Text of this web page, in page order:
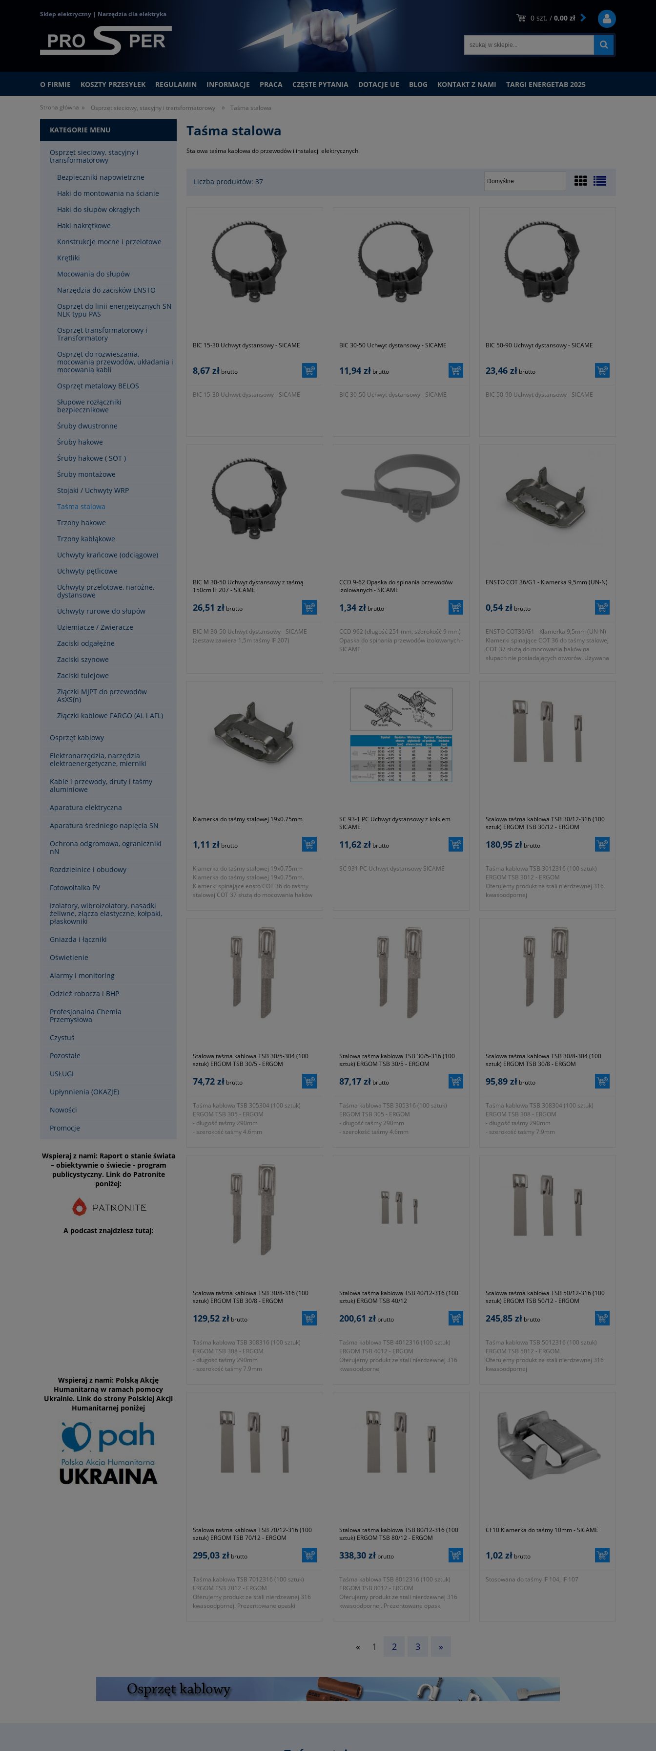
Sklep elektryczny | Narzędzia dla elektryka 0 szt. / 0,00 zł
O FIRMIE KOSZTY PRZESYŁEK REGULAMIN INFORMACJE PRACA CZĘSTE PYTANIA DOTACJE UE BLOG KONTAKT Z NAMI TARGI ENERGETAB 2025
Strona główna » Osprzęt sieciowy, stacyjny i transformatorowy » Taśma stalowa
KATEGORIE MENU
Osprzęt sieciowy, stacyjny i
transformatorowy
Bezpieczniki napowietrzne
Haki do montowania na ścianie
Haki do słupów okrągłych
Haki nakrętkowe
Konstrukcje mocne i przelotowe
Krętliki
Mocowania do słupów
Narzędzia do zacisków ENSTO
Osprzęt do linii energetycznych SN
NLK typu PAS
Osprzęt transformatorowy i
Transformatory
Osprzęt do rozwieszania,
mocowania przewodów, układania i
mocowania kabli
Osprzęt metalowy BELOS
Słupowe rozłączniki
bezpiecznikowe
Śruby dwustronne
Śruby hakowe
Śruby hakowe ( SOT )
Śruby montażowe
Stojaki / Uchwyty WRP
Taśma stalowa
Trzony hakowe
Trzony kabłąkowe
Uchwyty krańcowe (odciągowe)
Uchwyty pętlicowe
Uchwyty przelotowe, narożne,
dystansowe
Uchwyty rurowe do słupów
Uziemiacze / Zwieracze
Zaciski odgałęźne
Zaciski szynowe
Zaciski tulejowe
Złączki MJPT do przewodów
AsXS(n)
Złączki kablowe FARGO (AL i AFL)
Osprzęt kablowy
Elektronarzędzia, narzędzia
elektroenergetyczne, mierniki
Kable i przewody, druty i taśmy
aluminiowe
Aparatura elektryczna
Aparatura średniego napięcia SN
Ochrona odgromowa, ograniczniki
nN
Rozdzielnice i obudowy
Fotowoltaika PV
Izolatory, wibroizolatory, nasadki
żeliwne, złącza elastyczne, kołpaki,
płaskowniki
Gniazda i łączniki
Oświetlenie
Alarmy i monitoring
Odzież robocza i BHP
Profesjonalna Chemia
Przemysłowa
Czystuś
Pozostałe
USŁUGI
Upłynnienia (OKAZJE)
Nowości
Promocje
Wspieraj z nami: Raport o stanie świata
– obiektywnie o świecie - program
publicystyczny. Link do Patronite
poniżej:
A podcast znajdziesz tutaj:
Wspieraj z nami: Polską Akcję
Humanitarną w ramach pomocy
Ukrainie. Link do strony Polskiej Akcji
Humanitarnej poniżej
Taśma stalowa
Stalowa taśma kablowa do przewodów i instalacji elektrycznych.
Liczba produktów: 37
BIC 15-30 Uchwyt dystansowy - SICAME
8,67 zł brutto
BIC 15-30 Uchwyt dystansowy - SICAME
BIC 30-50 Uchwyt dystansowy - SICAME
11,94 zł brutto
BIC 30-50 Uchwyt dystansowy - SICAME
BIC 50-90 Uchwyt dystansowy - SICAME
23,46 zł brutto
BIC 50-90 Uchwyt dystansowy - SICAME
BIC M 30-50 Uchwyt dystansowy z taśmą
150cm IF 207 - SICAME
26,51 zł brutto
BIC M 30-50 Uchwyt dystansowy - SICAME
(zestaw zawiera 1,5m taśmy IF 207)
CCD 9-62 Opaska do spinania przewodów
izolowanych - SICAME
1,34 zł brutto
CCD 962 (długość 251 mm, szerokość 9 mm)
Opaska do spinania przewodów izolowanych -
SICAME
ENSTO COT 36/G1 - Klamerka 9,5mm (UN-N)
0,54 zł brutto
ENSTO COT36/G1 - Klamerka 9,5mm (UN-N)
Klamerki spinające COT 36 do taśmy stalowej
COT 37 służą do mocowania haków na
słupach nie posiadających otworów. Używana
- dwa lata gwarancji
Klamerka do taśmy stalowej 19x0.75mm
1,11 zł brutto
Klamerka do taśmy stalowej 19x0.75mm
Klamerka do taśmy stalowej 19x0.75mm.
Klamerki spinające ensto COT 36 do taśmy
stalowej COT 37 służą do mocowania haków
SC 93-1 PC Uchwyt dystansowy z kołkiem
SICAME
11,62 zł brutto
SC 931 PC Uchwyt dystansowy SICAME
Stalowa taśma kablowa TSB 30/12-316 (100
sztuk) ERGOM TSB 30/12 - ERGOM
180,95 zł brutto
Taśma kablowa TSB 3012316 (100 sztuk)
ERGOM TSB 3012 - ERGOM
Oferujemy produkt ze stali nierdzewnej 316
kwasoodpornej
- maksymalna średnica wiązki 80mm
- siła zrywająca 200daN
- samozaciskający zamek kulkowy, blokujący
taśmę w dowolnym położeniu
- symbol producenta E01TK-03020101951
2006/95/WE oraz normą PN-EN 50146: 2007
Stalowa taśma kablowa TSB 30/5-304 (100
sztuk) ERGOM TSB 30/5 - ERGOM
74,72 zł brutto
Taśma kablowa TSB 305304 (100 sztuk)
ERGOM TSB 305 - ERGOM
- długość taśmy 290mm
- szerokość taśmy 4.6mm
- samozaciskający zamek kulkowy, blokujący
taśmę w dowolnym położeniu
- ze stali nierdzewnej
- symbol producenta E01TK-03020200251
- zgodność z dyrektywą niskonapięciową
Stalowa taśma kablowa TSB 30/5-316 (100
sztuk) ERGOM TSB 30/5 - ERGOM
87,17 zł brutto
Taśma kablowa TSB 305316 (100 sztuk)
ERGOM TSB 305 - ERGOM
- długość taśmy 290mm
- szerokość taśmy 4.6mm
- symbol producenta E01TK-03020100251
Stalowa taśma kablowa TSB 30/8-304 (100
sztuk) ERGOM TSB 30/8 - ERGOM
95,89 zł brutto
Taśma kablowa TSB 308304 (100 sztuk)
ERGOM TSB 308 - ERGOM
- długość taśmy 290mm
- szerokość taśmy 7.9mm
taśmę w dowolnym położeniu
- ze stali nierdzewnej
- symbol producenta E01TK-03020201251
Stalowa taśma kablowa TSB 30/8-316 (100
sztuk) ERGOM TSB 30/8 - ERGOM
129,52 zł brutto
Taśma kablowa TSB 308316 (100 sztuk)
ERGOM TSB 308 - ERGOM
- długość taśmy 290mm
- szerokość taśmy 7.9mm
taśmę w dowolnym położeniu
- ze stali nierdzewnej kwasoodpornej
- symbol producenta E01TK-03020100951
Stalowa taśma kablowa TSB 40/12-316 (100
sztuk) ERGOM TSB 40/12
200,61 zł brutto
Taśma kablowa TSB 4012316 (100 sztuk)
ERGOM TSB 4012 - ERGOM
Oferujemy produkt ze stali nierdzewnej 316
kwasoodpornej
- siła zrywająca 200daN
- samozaciskający zamek kulkowy, blokujący
taśmę w dowolnym położeniu
- ze stali nierdzewnej kwasoodpornej
2006/95/WE oraz normą PN-EN 50146: 2007
Stalowa taśma kablowa TSB 50/12-316 (100
sztuk) ERGOM TSB 50/12 - ERGOM
245,85 zł brutto
Taśma kablowa TSB 5012316 (100 sztuk)
ERGOM TSB 5012 - ERGOM
Oferujemy produkt ze stali nierdzewnej 316
kwasoodpornej
- siła zrywająca 200daN
- samozaciskający zamek kulkowy, blokujący
taśmę w dowolnym położeniu
- ze stali nierdzewnej kwasoodpornej
- symbol producenta E01TK-03020102101
- gwarancja dwa lata
- zgodność z dyrektywą niskonapięciową
2006/95/WE oraz normą PN-EN 50146: 2007
Stalowa taśma kablowa TSB 70/12-316 (100
sztuk) ERGOM TSB 70/12 - ERGOM
295,03 zł brutto
Taśma kablowa TSB 7012316 (100 sztuk)
ERGOM TSB 7012 - ERGOM
Oferujemy produkt ze stali nierdzewnej 316
kwasoodpornej. Prezentowane opaski
- siła zrywająca 200daN
- samozaciskający zamek kulkowy, blokujący
taśmę w dowolnym położeniu
- ze stali nierdzewnej kwasoodpornej
Stalowa taśma kablowa TSB 80/12-316 (100
sztuk) ERGOM TSB 80/12 - ERGOM
338,30 zł brutto
Taśma kablowa TSB 8012316 (100 sztuk)
ERGOM TSB 8012 - ERGOM
Oferujemy produkt ze stali nierdzewnej 316
kwasoodpornej. Prezentowane opaski
- szerokość taśmy 12mm
- siła zrywająca 200daN
- samozaciskający zamek kulkowy, blokujący
taśmę w dowolnym położeniu
- ze stali nierdzewnej kwasoodpornej
CF10 Klamerka do taśmy 10mm - SICAME
1,02 zł brutto
Stosowana do taśmy IF 104, IF 107
« 1 2 3 »